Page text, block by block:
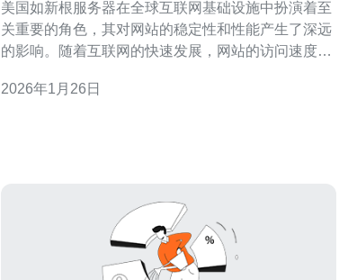
美国如新根服务器在全球互联网基础设施中扮演着至
关重要的角色，其对网站的稳定性和性能产生了深远
的影响。随着互联网的快速发展，网站的访问速度和
解析的第一步，其效能直接关系到网站的表现。本文
2026年1月26日